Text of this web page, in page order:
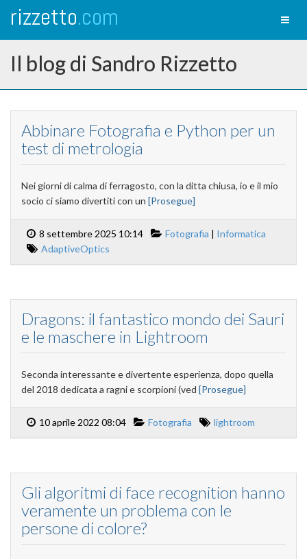
rizzetto.com
Il blog di Sandro Rizzetto
Abbinare Fotografia e Python per un
test di metrologia
Nei giorni di calma di ferragosto, con la ditta chiusa, io e il mio
socio ci siamo divertiti con un [Prosegue]
8 settembre 2025 10:14 Fotografia | Informatica
AdaptiveOptics
Dragons: il fantastico mondo dei Sauri
e le maschere in Lightroom
Seconda interessante e divertente esperienza, dopo quella
del 2018 dedicata a ragni e scorpioni (ved [Prosegue]
10 aprile 2022 08:04 Fotografia lightroom
Gli algoritmi di face recognition hanno
veramente un problema con le
persone di colore?